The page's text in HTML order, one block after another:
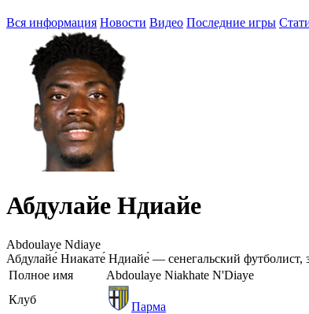
Вся информация Новости Видео Последние игры
Абдулайе Ндиайе
Abdoulaye Ndiaye
Абдулайе́ Ниакате́ Ндиайе́ — сенегальский
Полное имя
Abdoulaye Niakhate N'Diaye
Клуб
Парма